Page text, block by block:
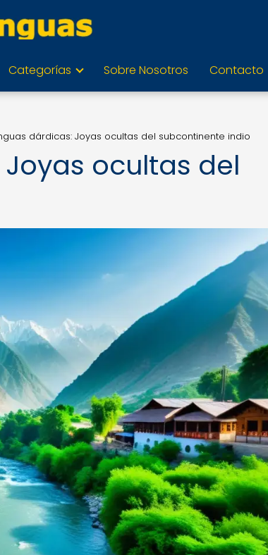
Categorías Sobre Nosotros Contacto
dárdicas: Joyas ocultas del subcontinente indio
ocultas del